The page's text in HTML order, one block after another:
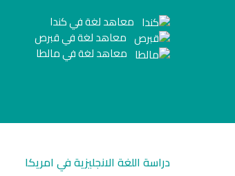
معاهد لغة في كندا
معاهد لغة في قبرص
معاهد لغة في مالطا
دراسة اللغة الانجليزية في امريكا